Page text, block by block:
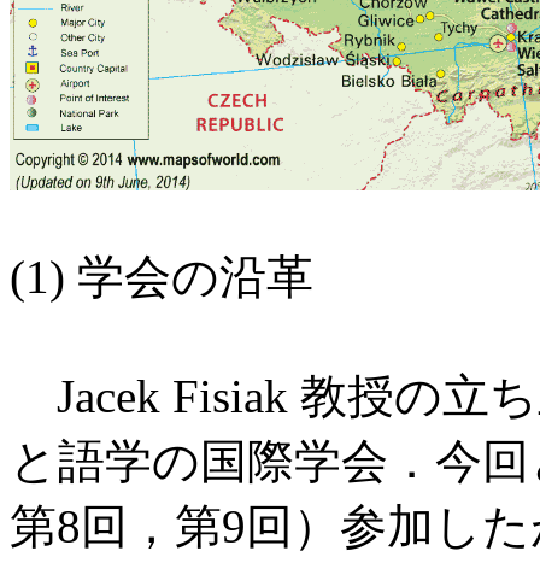
(1) 学会の沿革
Jacek Fisiak 教授の立
と語学の国際学会．今
第8回，第9回）参加し